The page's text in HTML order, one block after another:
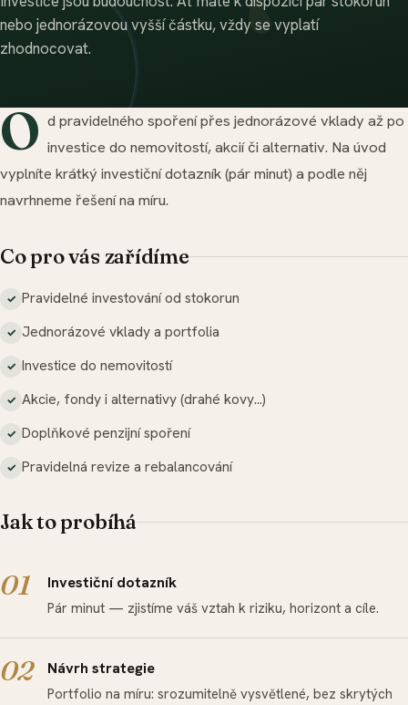
nebo jednorázovou vyšší částku, vždy se vyplatí
zhodnocovat.
O d pravidelného spoření přes jednorázové vklady až po
investice do nemovitostí, akcií či alternativ. Na úvod
vyplníte krátký investiční dotazník (pár minut) a podle něj
navrhneme řešení na míru.
Co pro vás zařídíme
Pravidelné investování od stokorun
Jednorázové vklady a portfolia
Investice do nemovitostí
Akcie, fondy i alternativy (drahé kovy…)
Doplňkové penzijní spoření
Pravidelná revize a rebalancování
Jak to probíhá
Investiční dotazník
Pár minut — zjistíme váš vztah k riziku, horizont a cíle.
Návrh strategie
Portfolio na míru: srozumitelně vysvětlené, bez skrytých